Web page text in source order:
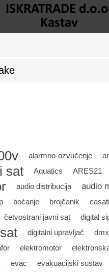
alarmno-ozvučenje
sat Aquatics ARES21
audio distribucija audio
boćanje brojčanik
četvostrani javni sat digital
digitalni upravljač dmx
elektromotor
evac
evakuacijski sustav